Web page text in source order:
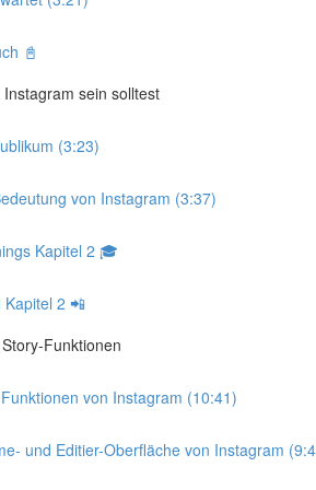
📓
sein solltest
(3:23)
von Instagram (3:37)
Kapitel 2 🎓
2 📲
Funktionen
von Instagram (10:41)
und Editier-Oberfläche von Instagram